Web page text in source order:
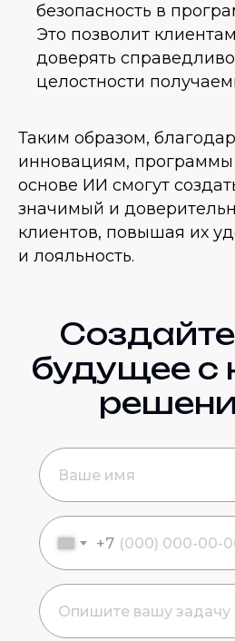
безопасность в
Это позволит
доверять
целостности
Таким образом,
инновациям, программы
основе ИИ смогут
значимый и
клиентов, повышая их
и лояльность.
будущее
+7